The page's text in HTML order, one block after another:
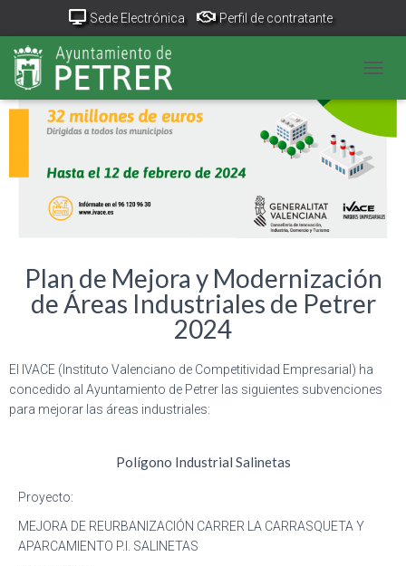
Sede Electrónica Perfil de contratante
Portal Transparencia
Canal de denuncias
Plan de Mejora y Modernización
de Áreas Industriales de Petrer
2024
El IVACE (Instituto Valenciano de Competitividad Empresarial) ha
concedido al Ayuntamiento de Petrer las siguientes subvenciones
para mejorar las áreas industriales:
Polígono Industrial Salinetas
Proyecto:
MEJORA DE REURBANIZACIÓN CARRER LA CARRASQUETA Y
APARCAMIENTO P.I. SALINETAS